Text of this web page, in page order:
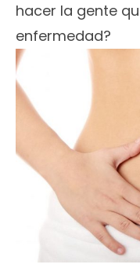
hacer la gente
enfermedad?